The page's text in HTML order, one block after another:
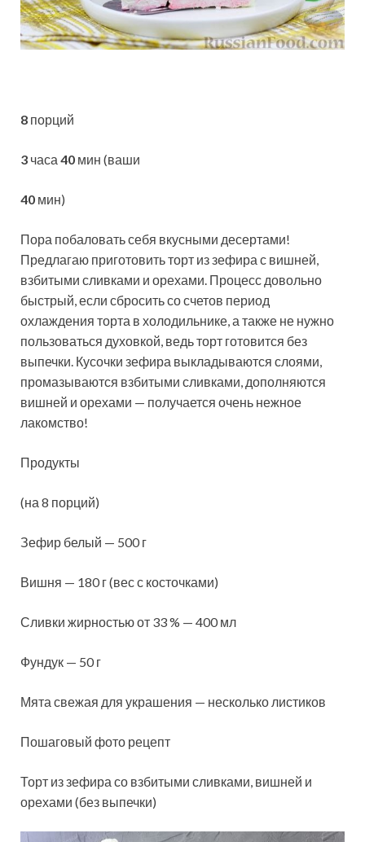
8 порций
3 часа 40 мин (ваши
40 мин)
Пора побаловать себя вкусными десертами!
Предлагаю приготовить торт из зефира с вишней,
взбитыми сливками и орехами. Процесс довольно
быстрый, если сбросить со счетов период
охлаждения торта в холодильнике, а также не нужно
пользоваться духовкой, ведь торт готовится без
выпечки. Кусочки зефира выкладываются слоями,
промазываются взбитыми сливками, дополняются
вишней и орехами — получается очень нежное
лакомство!
Продукты
(на 8 порций)
Зефир белый — 500 г
Вишня — 180 г (вес с косточками)
Сливки жирностью от 33 % — 400 мл
Фундук — 50 г
Мята свежая для украшения — несколько листиков
Пошаговый фото рецепт
Торт из зефира со взбитыми сливками, вишней и
орехами (без выпечки)